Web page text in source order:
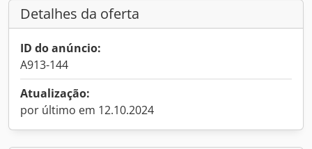
Detalhes da oferta
ID do anúncio:
A913-144
Atualização:
por último em 12.10.2024